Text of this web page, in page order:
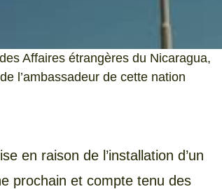
Affaires étrangères du Nicaragua,
l’ambassadeur de cette nation
en raison de l’installation d’un
prochain et compte tenu des